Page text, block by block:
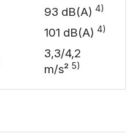
93 dB(A) 4)
101 dB(A) 4)
3,3/4,2
m/s² 5)